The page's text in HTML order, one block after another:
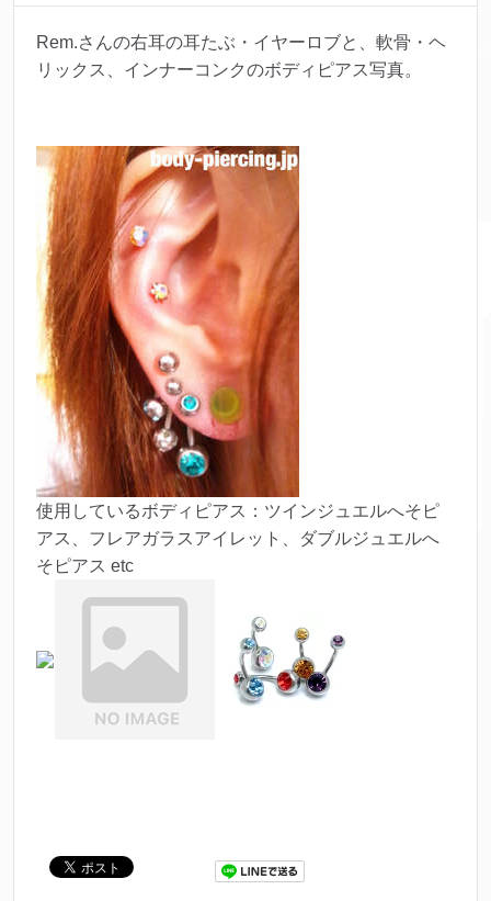
Rem.さんの右耳の耳たぶ・イヤーロブと、軟骨・ヘ
リックス、インナーコンクのボディピアス写真。
使用しているボディピアス：ツインジュエルへそピ
アス、フレアガラスアイレット、ダブルジュエルへ
そピアス etc